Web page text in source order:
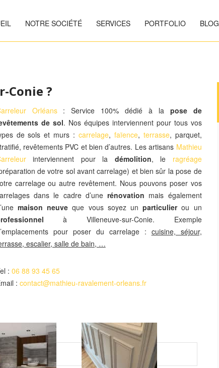
NOTRE SOCIÉTÉ SERVICES PORTFOLIO BLOG
Conie ?
Orléans: Service 100% dédié à la pose de
de sol. Nos équipes interviennent pour tous vos
de sols et murs : carrelage, faïence, terrasse, parquet,
revêtements PVC et bien d’autres. Les artisans Mathieu
interviennent pour la démolition, le ragréage
de votre sol avant carrelage) et bien sûr la pose de
carrelage ou autre revêtement. Nous pouvons poser vos
dans le cadre d’une rénovation mais également
maison neuve que vous soyez unparticulierou un
à Villeneuve-sur-Conie. Exemple
pour poser du carrelage : cuisine, séjour,
escalier, salle de bain, …
: 06 88 93 45 65
: contact@mathieu-ravalement-orleans.fr
laisser ce champ vide.